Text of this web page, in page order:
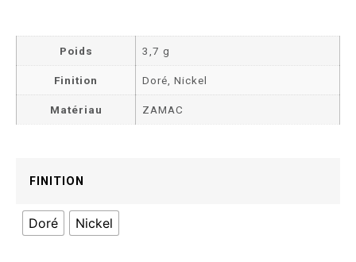
Poids 3,7 g
Finition Doré, Nickel
Matériau ZAMAC
FINITION
Doré Nickel